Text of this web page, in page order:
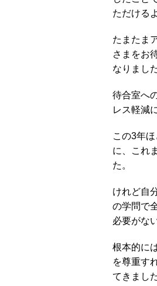
ただける
たまたま
さまをお
なりました
待合室へ
レス軽減
この3年
に、これ
た。
けれど自
の学問で
必要がな
根本的に
を尊重す
てきました